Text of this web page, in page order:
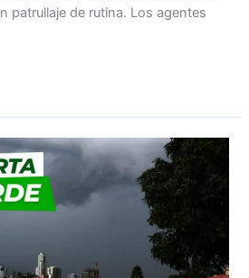
patrullaje de rutina. Los agentes